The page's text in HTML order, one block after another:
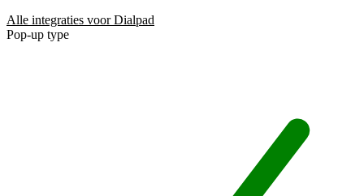
Alle integraties voor Dialpad
Pop-up type